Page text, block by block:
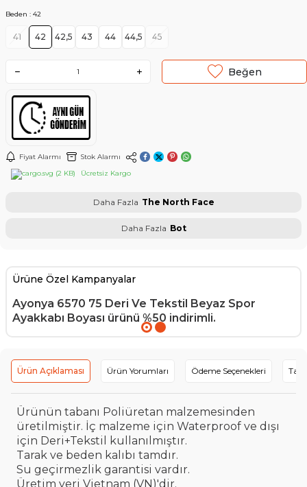
Beden : 42
41 42 42,5 43 44 44,5 45
Beğen
Fiyat Alarmı
Stok Alarmı
Ücretsiz Kargo
Daha Fazla The North Face
Daha Fazla Bot
Ürüne Özel Kampanyalar
Ayonya 6570 75 Deri Ve Tekstil Beyaz Spor
Ayakkabı Boyası ürünü %50 indirimli.
Ürün Açıklaması Ürün Yorumları Ödeme Seçenekleri
Ürünün tabanı Poliüretan malzemesinden
üretilmiştir. İç malzeme için Waterproof ve dışı
için Deri+Tekstil kullanılmıştır.
Tarak ve beden kalıbı tamdır.
Su geçirmezlik garantisi vardır.
Üretim yeri Vietnam (VN)'dir.